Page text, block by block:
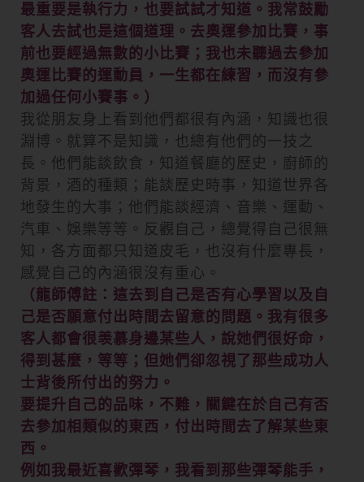
最重要是執行力，也要試試才知道。我常鼓勵
客人去試也是這個道理。去奧運參加比賽，事
前也要經過無數的小比賽；我也未聽過去參加
奧運比賽的運動員，一生都在練習，而沒有參
加過任何小賽事。）
我從朋友身上看到他們都很有內涵，知識也很
淵博。就算不是知識，也總有他們的一技之
長。他們能談飲食，知道餐廳的歷史，廚師的
背景，酒的種類；能談歷史時事，知道世界各
地發生的大事；他們能談經濟、音樂、運動、
汽車、娛樂等等。反觀自己，總覺得自己很無
知，各方面都只知道皮毛，也沒有什麼專長，
感覺自己的內涵很沒有重心。
（龍師傅註：這去到自己是否有心學習以及自
己是否願意付出時間去留意的問題。我有很多
客人都會很羡慕身邊某些人，說她們很好命，
得到甚麼，等等；但她們卻忽視了那些成功人
士背後所付出的努力。
要提升自己的品味，不難，關鍵在於自己有否
去參加相類似的東西，付出時間去了解某些東
西。
例如我最近喜歡彈琴，我看到那些彈琴能手，